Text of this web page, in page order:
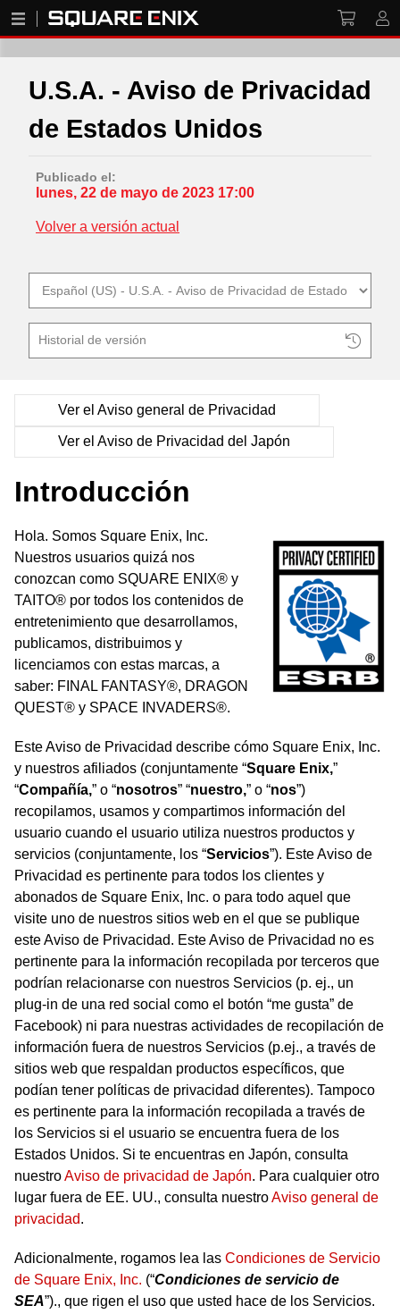
U.S.A. - Aviso de Privacidad
de Estados Unidos
Publicado el:
lunes, 22 de mayo de 2023 17:00
Volver a versión actual
Historial de versión
Ver el Aviso general de Privacidad
Ver el Aviso de Privacidad del Japón
Introducción
Hola. Somos Square Enix, Inc.
Nuestros usuarios quizá nos
conozcan como SQUARE ENIX® y
TAITO® por todos los contenidos de
entretenimiento que desarrollamos,
publicamos, distribuimos y
licenciamos con estas marcas, a
saber: FINAL FANTASY®, DRAGON
QUEST® y SPACE INVADERS®.
Este Aviso de Privacidad describe cómo Square Enix, Inc.
y nuestros afiliados (conjuntamente “Square Enix,”
“Compañía,” o “nosotros” “nuestro,” o “nos”)
recopilamos, usamos y compartimos información del
usuario cuando el usuario utiliza nuestros productos y
servicios (conjuntamente, los “Servicios”). Este Aviso de
Privacidad es pertinente para todos los clientes y
abonados de Square Enix, Inc. o para todo aquel que
visite uno de nuestros sitios web en el que se publique
este Aviso de Privacidad. Este Aviso de Privacidad no es
pertinente para la información recopilada por terceros que
podrían relacionarse con nuestros Servicios (p. ej., un
plug-in de una red social como el botón “me gusta” de
Facebook) ni para nuestras actividades de recopilación de
información fuera de nuestros Servicios (p.ej., a través de
sitios web que respaldan productos específicos, que
podían tener políticas de privacidad diferentes). Tampoco
es pertinente para la información recopilada a través de
los Servicios si el usuario se encuentra fuera de los
Estados Unidos. Si te encuentras en Japón, consulta
nuestroAviso de privacidad de Japón. Para cualquier otro
lugar fuera de EE. UU., consulta nuestroAviso general de
privacidad.
Adicionalmente, rogamos lea las Condiciones de Servicio
de Square Enix, Inc. (“Condiciones de servicio de
SEA”)., que rigen el uso que usted hace de los Servicios.